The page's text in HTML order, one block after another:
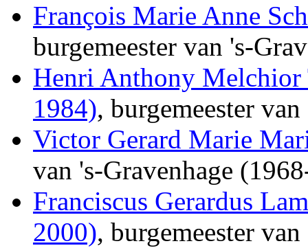
François Marie Anne
burgemeester van 's-
Henri Anthony
1984), burgemeester
Victor Gerard Marie
van 's-Gravenhage
Franciscus Gerardus
2000), burgemeester